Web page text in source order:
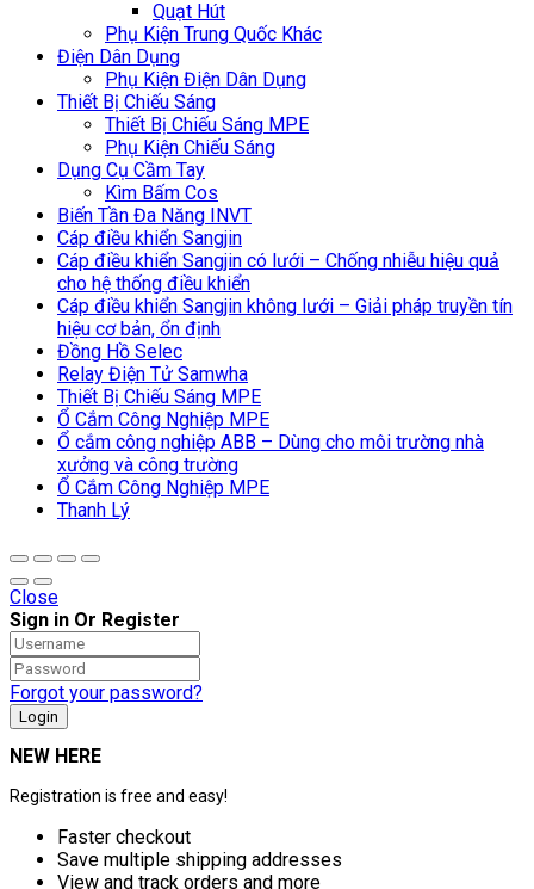
Quạt Hút
Phụ Kiện Trung Quốc Khác
Điện Dân Dụng
Phụ Kiện Điện Dân Dụng
Thiết Bị Chiếu Sáng
Thiết Bị Chiếu Sáng MPE
Phụ Kiện Chiếu Sáng
Dụng Cụ Cầm Tay
Kìm Bấm Cos
Biến Tần Đa Năng INVT
Cáp điều khiển Sangjin
Cáp điều khiển Sangjin có lưới – Chống nhiễu hiệu quả
cho hệ thống điều khiển
Cáp điều khiển Sangjin không lưới – Giải pháp truyền tín
hiệu cơ bản, ổn định
Đồng Hồ Selec
Relay Điện Tử Samwha
Thiết Bị Chiếu Sáng MPE
Ổ Cắm Công Nghiệp MPE
Ổ cắm công nghiệp ABB – Dùng cho môi trường nhà
xưởng và công trường
Ổ Cắm Công Nghiệp MPE
Thanh Lý
Close
Sign in Or Register
Forgot your password?
NEW HERE
Registration is free and easy!
Faster checkout
Save multiple shipping addresses
View and track orders and more